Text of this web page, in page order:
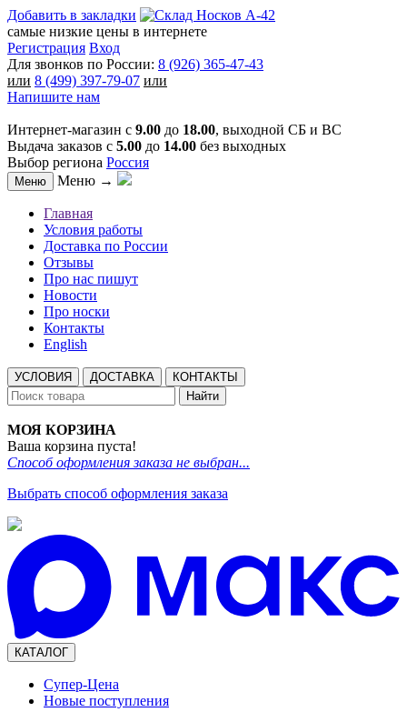
Добавить в закладки
самые низкие цены в интернете
Регистрация Вход
Для звонков по России: 8 (926) 365-47-43
или 8 (499) 397-79-07 или
Напишите нам
Интернет-магазин с 9.00 до 18.00, выходной СБ и ВС
Выдача заказов с 5.00 до 14.00 без выходных
Выбор региона Россия
Меню Меню →
Главная
Условия работы
Доставка по России
Отзывы
Про нас пишут
Новости
Про носки
Контакты
English
УСЛОВИЯ ДОСТАВКА
КОНТАКТЫ
Найти
МОЯ КОРЗИНА
Ваша корзина пуста!
Способ оформления заказа не выбран...
Выбрать способ оформления заказа
КАТАЛОГ
Супер-Цена
Новые поступления